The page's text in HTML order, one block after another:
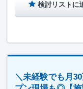
検討リストに
＼未経験でも月